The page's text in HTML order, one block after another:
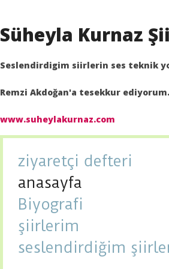
Süheyla Kurnaz
Seslendirdigim siirlerin ses teknik
Remzi Akdoğan'a tesekkur ediyorum.
www.suheylakurnaz.com
ziyaretçi defteri
anasayfa
Biyografi
şiirlerim
seslendirdiğim